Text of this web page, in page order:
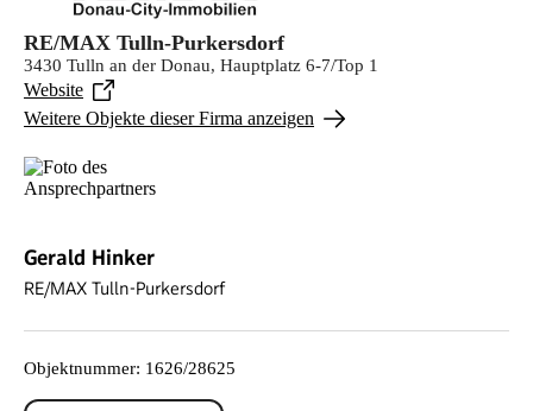
RE/MAX Tulln-Purkersdorf
3430 Tulln an der Donau, Hauptplatz 6-7/Top 1
Website
Weitere Objekte dieser Firma anzeigen
Gerald Hinker
RE/MAX Tulln-Purkersdorf
Objektnummer: 1626/28625